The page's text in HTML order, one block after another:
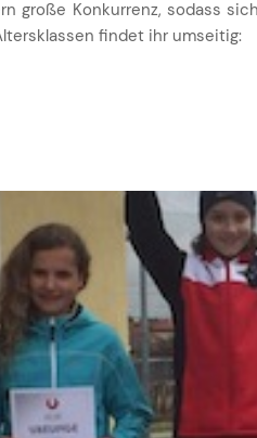
große Konkurrenz, sodass
findet ihr umseitig: